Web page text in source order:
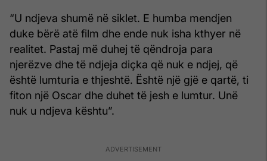
“U ndjeva shumë në siklet. E humba mendjen
duke bërë atë film dhe ende nuk isha kthyer në
realitet. Pastaj më duhej të qëndroja para
njerëzve dhe të ndjeja diçka që nuk e ndjej, që
është lumturia e thjeshtë. Është një gjë e qartë, ti
fiton një Oscar dhe duhet të jesh e lumtur. Unë
nuk u ndjeva kështu”.